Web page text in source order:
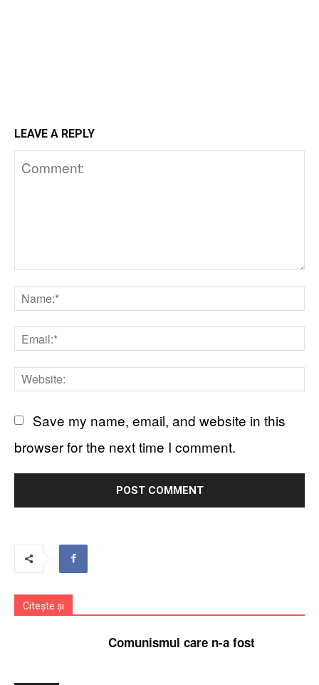
LEAVE A REPLY
Save my name, email, and website in this
browser for the next time I comment.
Citește și
Comunismul care n-a fost